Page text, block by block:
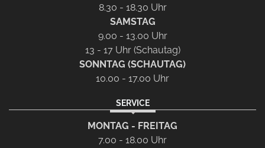
8.30 - 18.30 Uhr
SAMSTAG
9.00 - 13.00 Uhr
13 - 17 Uhr (Schautag)
SONNTAG (SCHAUTAG)
10.00 - 17.00 Uhr
SERVICE
MONTAG - FREITAG
7.00 - 18.00 Uhr